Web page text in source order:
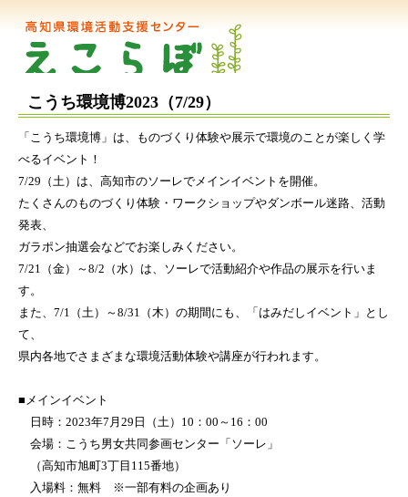
こうち環境博2023（7/29）
「こうち環境博」は、ものづくり体験や展示で環境のことが楽しく学
べるイベント！
7/29（土）は、高知市のソーレでメインイベントを開催。
たくさんのものづくり体験・ワークショップやダンボール迷路、活動
発表、
ガラポン抽選会などでお楽しみください。
7/21（金）～8/2（水）は、ソーレで活動紹介や作品の展示を行いま
す。
また、7/1（土）～8/31（木）の期間にも、「はみだしイベント」とし
て、
県内各地でさまざまな環境活動体験や講座が行われます。
■メインイベント
日時：2023年7月29日（土）10：00～16：00
会場：こうち男女共同参画センター「ソーレ」
（高知市旭町3丁目115番地）
入場料：無料 ※一部有料の企画あり